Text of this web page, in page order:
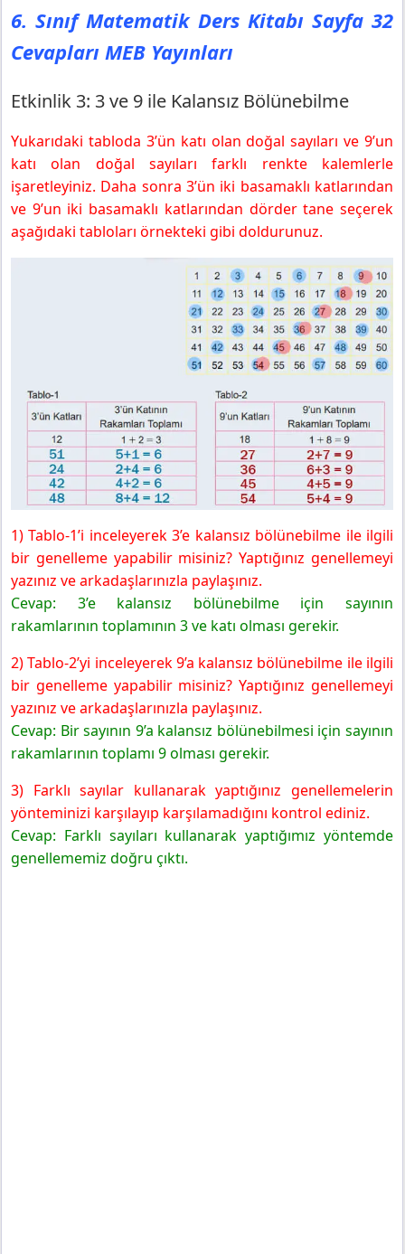
Yayınları
Etkinlik 3: 3 ve 9 ile Kalansız Bölünebilme
6. Sınıf Matematik Ders Kitabı Sayfa 33 Cevapları MEB
Örnek 4
Örnek 6
6. Sınıf Matematik Ders Kitabı Sayfa 34 Cevapları MEB
Yayınları
Etkinlik 4: Hem 2’ye Hem de 3’e Kalansız Bölünebilme
Örnek 7
Etkinlik 5: 4 ile Kalansız Bölünebilme
6. Sınıf Matematik Ders Kitabı Sayfa 36 Cevapları MEB
Problem 1
6. Sınıf Matematik Ders Kitabı Sayfa 37 Cevapları MEB
Yayınları
İZLEME TESTİ
6. Sınıf Matematik Ders Kitabı Sayfa 32
Cevapları MEB Yayınları
Etkinlik 3: 3 ve 9 ile Kalansız Bölünebilme
Yukarıdaki tabloda 3’ün katı olan doğal sayıları ve 9’un
katı olan doğal sayıları farklı renkte kalemlerle
işaretleyiniz. Daha sonra 3’ün iki basamaklı katlarından
ve 9’un iki basamaklı katlarından dörder tane seçerek
aşağıdaki tabloları örnekteki gibi doldurunuz.
1) Tablo-1’i inceleyerek 3’e kalansız bölünebilme ile ilgili
bir genelleme yapabilir misiniz? Yaptığınız genellemeyi
yazınız ve arkadaşlarınızla paylaşınız.
Cevap: 3’e kalansız bölünebilme için sayının
rakamlarının toplamının 3 ve katı olması gerekir.
2) Tablo-2’yi inceleyerek 9’a kalansız bölünebilme ile ilgili
bir genelleme yapabilir misiniz? Yaptığınız genellemeyi
yazınız ve arkadaşlarınızla paylaşınız.
Cevap: Bir sayının 9’a kalansız bölünebilmesi için sayının
rakamlarının toplamı 9 olması gerekir.
3) Farklı sayılar kullanarak yaptığınız genellemelerin
yönteminizi karşılayıp karşılamadığını kontrol ediniz.
Cevap: Farklı sayıları kullanarak yaptığımız yöntemde
genellememiz doğru çıktı.